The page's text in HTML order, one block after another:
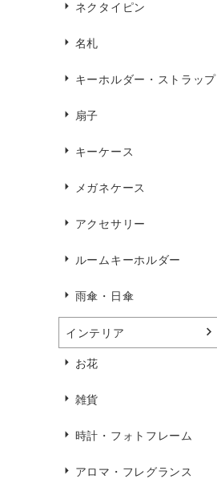
ネクタイピン
名札
キーホルダー・ストラップ
扇子
キーケース
メガネケース
アクセサリー
ルームキーホルダー
雨傘・日傘
インテリア
お花
雑貨
時計・フォトフレーム
アロマ・フレグランス